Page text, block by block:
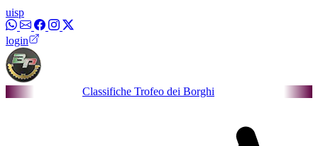
uisp
login
Classifiche Trofeo dei Borghi